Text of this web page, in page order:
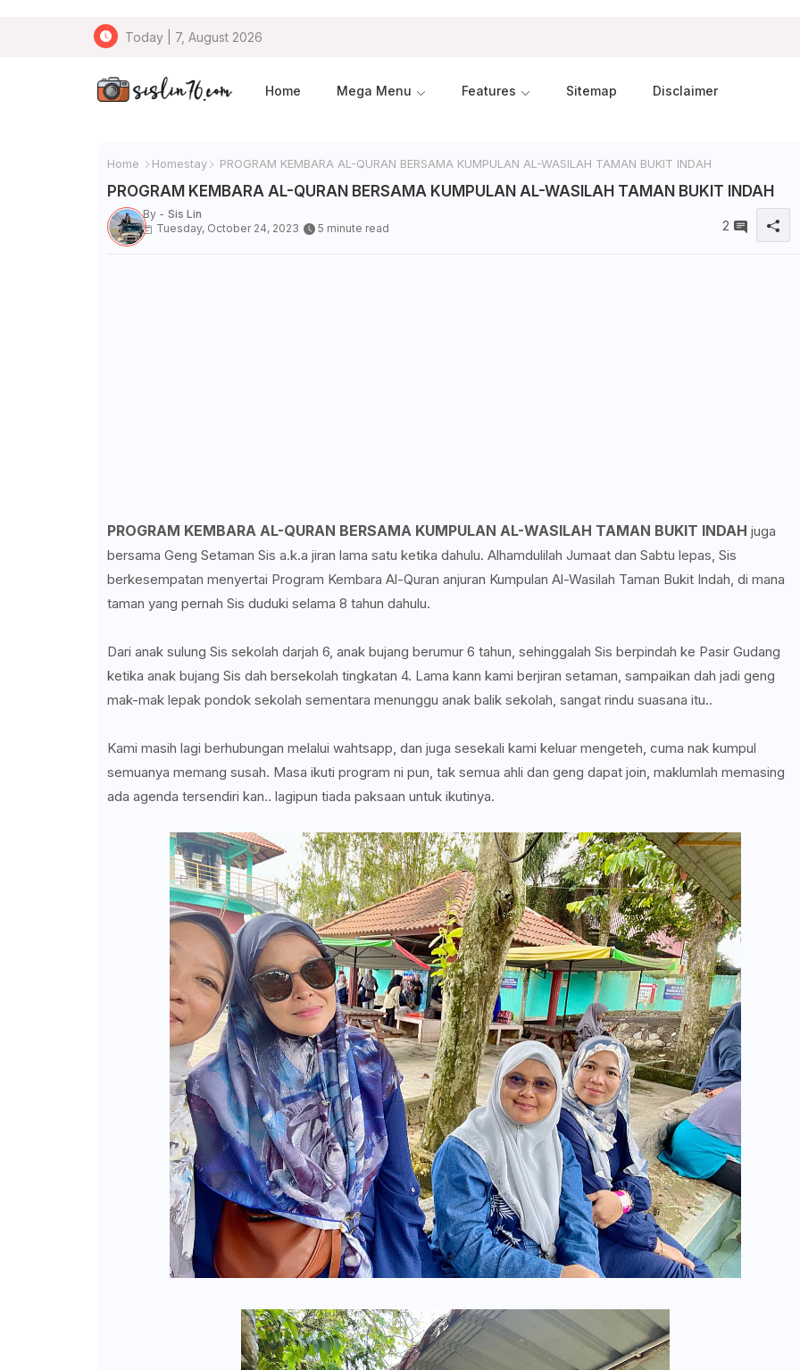
Today | 7, August 2026
Home Mega Menu Features Sitemap Disclaimer
Home Homestay PROGRAM KEMBARA AL-QURAN BERSAMA KUMPULAN AL-WASILAH TAMAN BUKIT INDAH
PROGRAM KEMBARA AL-QURAN BERSAMA KUMPULAN AL-WASILAH TAMAN BUKIT INDAH
By - Sis Lin
Tuesday, October 24, 2023
5 minute read 2
PROGRAM KEMBARA AL-QURAN BERSAMA KUMPULAN AL-WASILAH TAMAN BUKIT INDAH juga
bersama Geng Setaman Sis a.k.a jiran lama satu ketika dahulu. Alhamdulilah Jumaat dan Sabtu lepas, Sis
berkesempatan menyertai Program Kembara Al-Quran anjuran Kumpulan Al-Wasilah Taman Bukit Indah, di mana
taman yang pernah Sis duduki selama 8 tahun dahulu.
Dari anak sulung Sis sekolah darjah 6, anak bujang berumur 6 tahun, sehinggalah Sis berpindah ke Pasir Gudang
ketika anak bujang Sis dah bersekolah tingkatan 4. Lama kann kami berjiran setaman, sampaikan dah jadi geng
mak-mak lepak pondok sekolah sementara menunggu anak balik sekolah, sangat rindu suasana itu..
Kami masih lagi berhubungan melalui wahtsapp, dan juga sesekali kami keluar mengeteh, cuma nak kumpul
semuanya memang susah. Masa ikuti program ni pun, tak semua ahli dan geng dapat join, maklumlah memasing
ada agenda tersendiri kan.. lagipun tiada paksaan untuk ikutinya.